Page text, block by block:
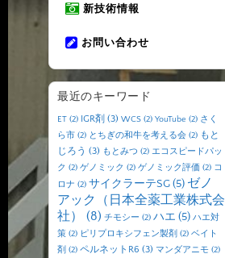
新技術情報
お問い合わせ
最近のキーワード
ET (2) IGR剤 (3) WCS (2) YouTube (2) さく
ら市 (2) とちぎの和牛を考える会 (2) もと
じろう (3) もとみつ (2) エコスピードパッ
ク (2) ゲノミック (2) ゲノミック評価 (2) コ
ロナ (2) サイクラーテSG(5) ゼノ
アック（日本全薬工業株式会
社）
(8) チモシー (2) ハエ (5) ハエ対
策 (2) ピリプロキシフェン製剤 (2) ベイト
剤 (2) ペルネットR6 (3) マンダアニモ (2)